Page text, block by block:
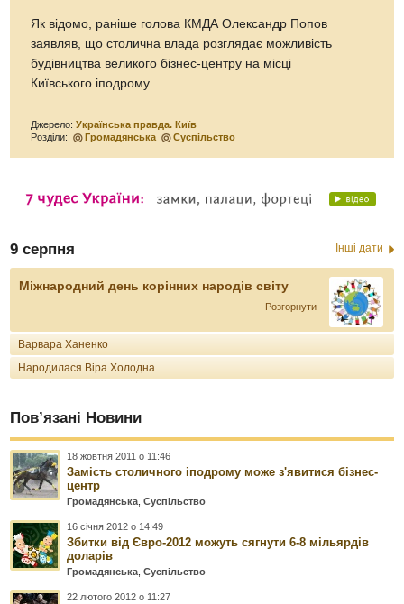
Як відомо, раніше голова КМДА Олександр Попов
заявляв, що столична влада розглядає можливість
будівництва великого бізнес-центру на місці
Київського іподрому.
Джерело:Українська правда. Київ
Розділи:
Громадянська Суспільство
9 серпня Інші дати
Міжнародний день корінних народів світу
Розгорнути
Варвара Ханенко
Народилася Віра Холодна
Пов’язані Новини
18 жовтня 2011 о 11:46
Замість столичного іподрому може з'явитися бізнес-
центр
Громадянська ,Суспільство
16 січня 2012 о 14:49
Збитки від Євро-2012 можуть сягнути 6-8 мільярдів
доларів
Громадянська ,Суспільство
22 лютого 2012 о 11:27